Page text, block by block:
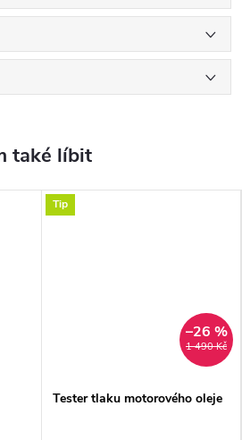
Tip
1 490 Kč
–26 %
Tester tlaku motorového oleje